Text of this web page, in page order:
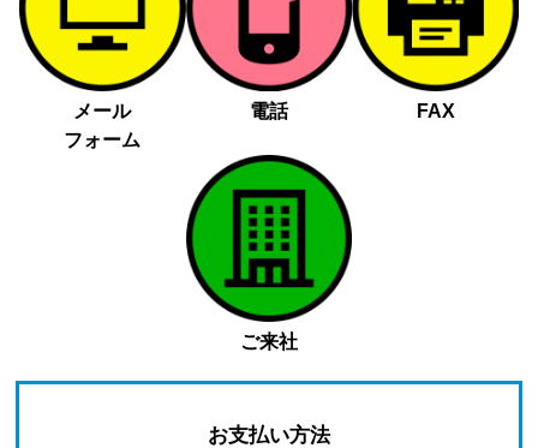
メール
フォーム
電話 FAX
ご来社
お支払い方法